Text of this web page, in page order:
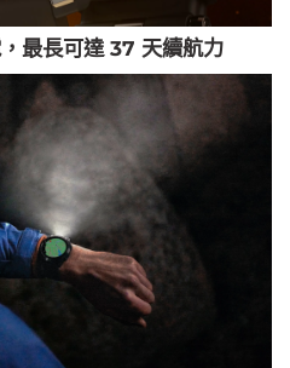
最長可達 37 天續航力